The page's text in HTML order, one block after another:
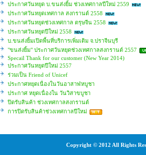
ประกาศวันหยุด บ.ขนส่งยิ้ม ช่วงเทศกาลปีใหม่ 2559
ประกาศวันหยุดเทศกาล สงกรานต์ 2558
ประกาศวันหยุดช่วงเทศกาล ตรุษจีน 2558
ประกาศวันหยุดปีใหม่ 2558
บ.ขนส่งยิ้มเปิดพื้นที่บริการเพิ่มเติม จ.ปราจีนบุรี
"ขนส่งยิ้ม" ประกาศวันหยุดช่วงเทศกาลสงกรานต์ 2557
Specail Thank for our customer (New Year 2014)
ประกาศวันหยุดปีใหม่ 2557
ร่วมเป็น Friend of Unicef
ประกาศหยุดเนื่องในวันอาสาฬหบูชา
ประกาศ หยุดเนื่องใน วันวิสาขบูชา
ปิดรับสินค้า ช่วงเทศกาลสงกรานต์
การปิดรับสินค้าช่วงเทศกาลปีใหม่
Copyright © 2012 All Rights